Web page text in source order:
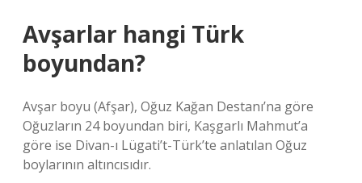
Avşarlar hangi Türk
boyundan?
Avşar boyu (Afşar), Oğuz Kağan Destanı’na göre
Oğuzların 24 boyundan biri, Kaşgarlı Mahmut’a
göre ise Divan-ı Lügati’t-Türk’te anlatılan Oğuz
boylarının altıncısıdır.